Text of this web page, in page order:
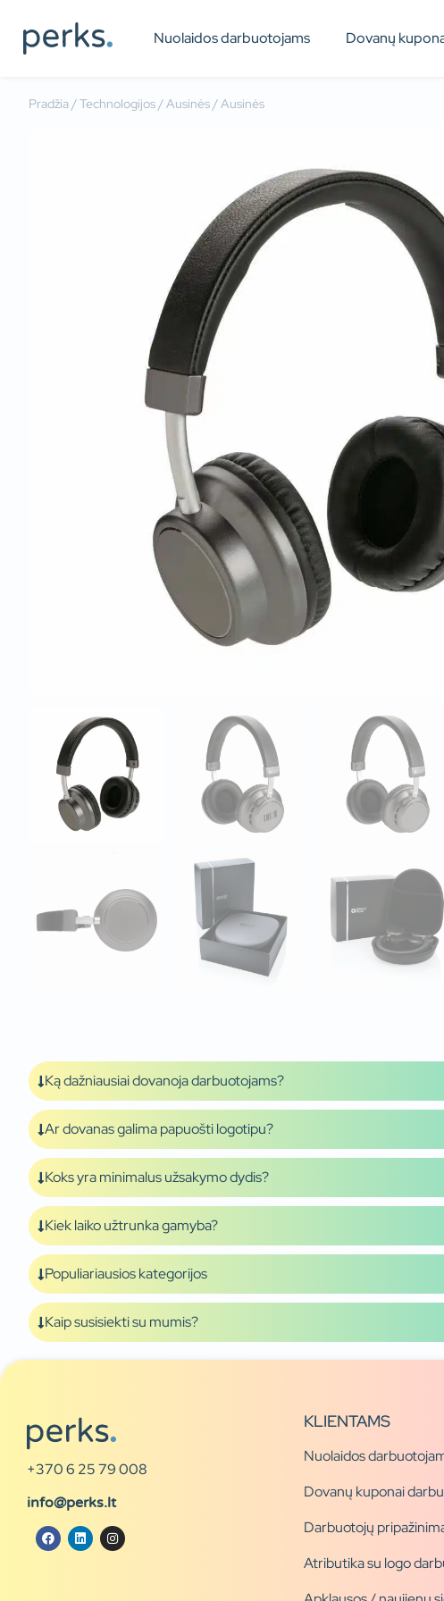
Nuolaidos darbuotojams Dovanų
Pradžia/Technologijos/Ausinės/ Ausinės
Ką dažniausiai dovanoja darbuotojams?
Ar dovanas galima papuošti logotipu?
Koks yra minimalus užsakymo dydis?
Kiek laiko užtrunka gamyba?
Populiariausios kategorijos
Kaip susisiekti su mumis?
+370 6 25 79 008
info@perks.lt
KLIENTAMS
Nuolaidos
Dovanų kuponai
Darbuotojų
Atributika su logo